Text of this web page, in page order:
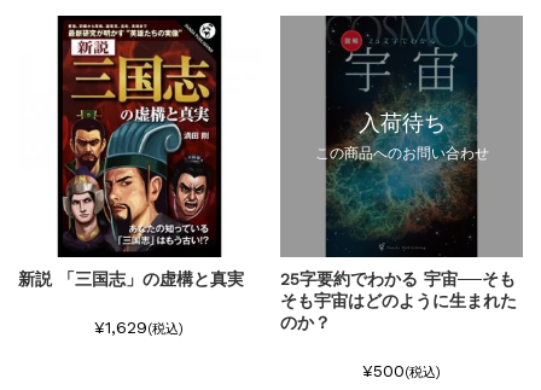
『米軍提督と太平洋戦争』（谷光太郎）五刷...
重版情報
2020.12.18
『「砲兵」から見た世界大戦』（古峰文三）...
重版情報
2020.12.18
『日本陸海軍はなぜロジスティクスを軽視し...
重版情報
2020.12.18
『F-2超入門』（関 賢太郎）三刷...
新説 「三国志」の虚構と真実
¥1,629(税込)
入荷待ち
この商品へのお問い合わせ
25字要約でわかる 宇宙──そも
そも宇宙はどのように生まれた
のか？
¥500(税込)